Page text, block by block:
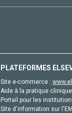
PLATEFORMES
Site e-commerce :
Aide à la pratique
Portail pour les
Site d'information sur